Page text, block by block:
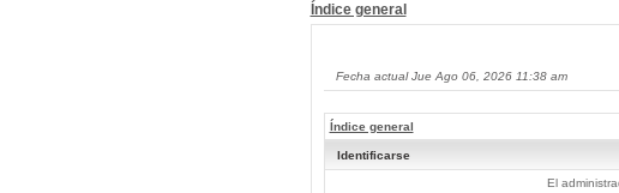
Índice general
Fecha actual Jue Ago 06, 2026 11:38 am
Índice general
Identificarse
El